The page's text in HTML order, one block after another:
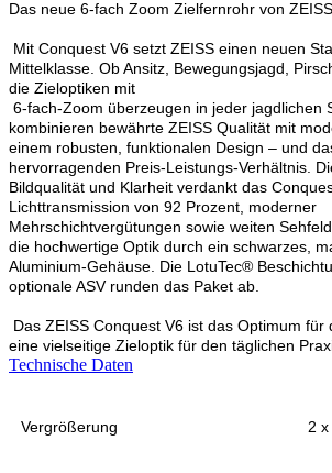
Das neue 6-fach Zoom Zielfernrohr von ZEISS.
Mit Conquest V6 setzt ZEISS einen neuen
Mittelklasse. Ob Ansitz, Bewegungsjagd,
die Zieloptiken mit
6-fach-Zoom überzeugen in jeder jagdlichen
kombinieren bewährte ZEISS Qualität mit
einem robusten, funktionalen Design – und
hervorragenden Preis-Leistungs-Verhältnis.
Bildqualität und Klarheit verdankt das
Lichttransmission von 92 Prozent, moderner
Mehrschichtvergütungen sowie weiten
die hochwertige Optik durch ein schwarzes,
Aluminium-Gehäuse. Die LotuTec®
optionale ASV runden das Paket ab.
Das ZEISS Conquest V6 ist das Optimum für
eine vielseitige Zieloptik für den täglichen
Technische Daten
Vergrößerung 2 x